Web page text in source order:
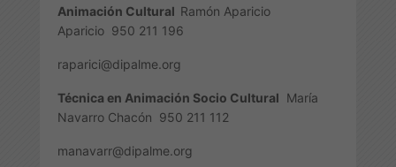
Animación Cultural Ramón Aparicio
Aparicio 950 211 196
raparici@dipalme.org
Técnica en Animación Socio Cultural María
Navarro Chacón 950 211 112
manavarr@dipalme.org